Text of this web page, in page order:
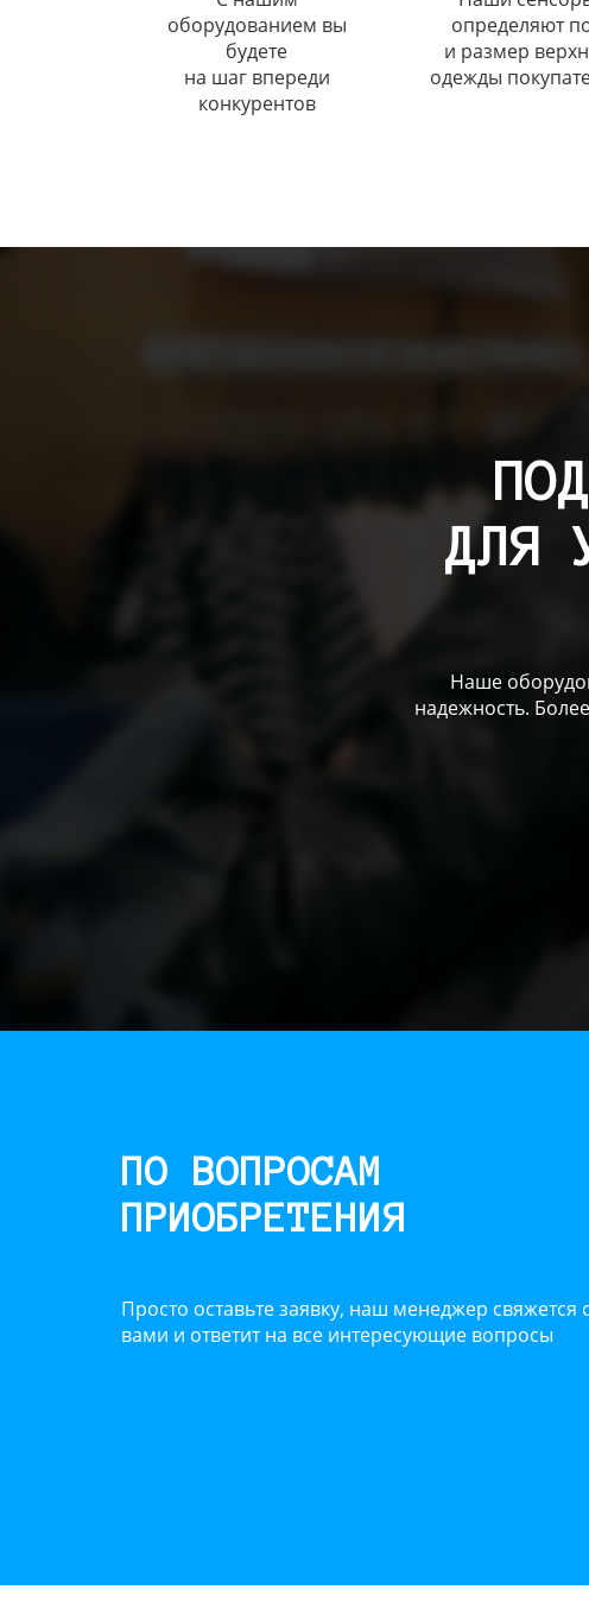
оборудованием вы
будете
на шаг впереди
конкурентов
определяют
и размер
одежды
ДЛЯ
Наше
надежность.
ПО ВОПРОСАМ
ПРИОБРЕТЕНИЯ
Просто оставьте заявку, наш менеджер свяжется с
вами и ответит на все интересующие вопросы